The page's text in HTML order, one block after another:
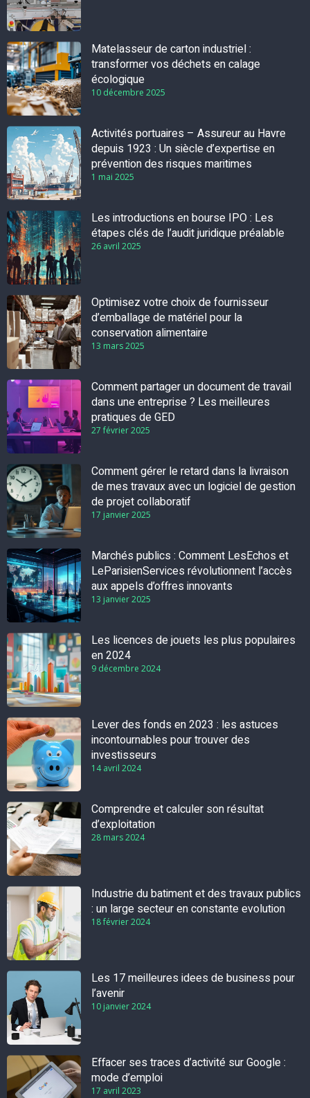
Matelasseur de carton industriel :
transformer vos déchets en calage
écologique
10 décembre 2025
Activités portuaires – Assureur au Havre
depuis 1923 : Un siècle d’expertise en
prévention des risques maritimes
1 mai 2025
Les introductions en bourse IPO : Les
étapes clés de l’audit juridique préalable
26 avril 2025
Optimisez votre choix de fournisseur
d’emballage de matériel pour la
conservation alimentaire
13 mars 2025
Comment partager un document de travail
dans une entreprise ? Les meilleures
pratiques de GED
27 février 2025
Comment gérer le retard dans la livraison
de mes travaux avec un logiciel de gestion
de projet collaboratif
17 janvier 2025
Marchés publics : Comment LesEchos et
LeParisienServices révolutionnent l’accès
aux appels d’offres innovants
13 janvier 2025
Les licences de jouets les plus populaires
en 2024
9 décembre 2024
Lever des fonds en 2023 : les astuces
incontournables pour trouver des
investisseurs
14 avril 2024
Comprendre et calculer son résultat
d’exploitation
28 mars 2024
Industrie du batiment et des travaux publics
: un large secteur en constante evolution
18 février 2024
Les 17 meilleures idees de business pour
l’avenir
10 janvier 2024
Effacer ses traces d’activité sur Google :
mode d’emploi
17 avril 2023